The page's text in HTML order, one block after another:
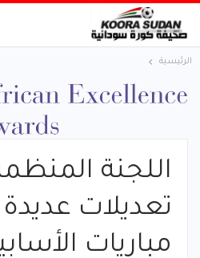
الرئيسية
اللجنة
تعديلات
مباريات